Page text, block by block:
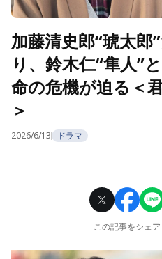
加藤清史郎“琥太郎
り、鈴木仁“隼人”
命の危機が迫る＜
＞
2026/6/13 ドラマ
この記事をシェア